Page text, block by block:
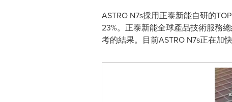
ASTRO N7s採用正泰新能自研的
23%。正泰新能全球產品技術服務
考的結果。目前ASTRO N7s正在加